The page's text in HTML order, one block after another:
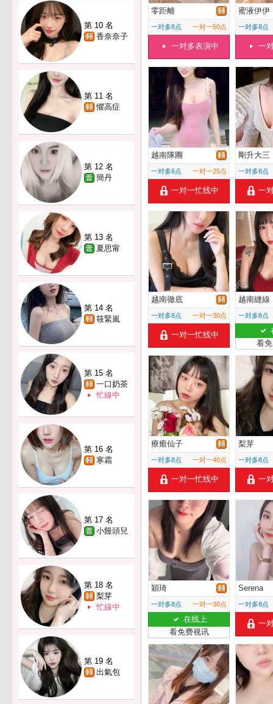
第 10 名
香奈奈子
第 11 名
懼高症
第 12 名
簡丹
第 13 名
夏思甯
第 14 名
筱緊嵐
第 15 名
一口奶茶
忙線中
第 16 名
寒霜
第 17 名
小饅頭兒
第 18 名
梨芽
忙線中
第 19 名
出氣包
零距離
一对多8点 一对一50点
一对多表演中
蜜液伊伊
一对多8点
一
越南隊團
一对多6点 一对一25点
一对一忙线中
剛升大三
一对多8点
一
越南徹底
一对多8点 一对一30点
一对一忙线中
越南縫線
一对多8点
看
療癒仙子
一对多8点 一对一40点
一对一忙线中
梨芽
一对多8点
一
穎琦
一对多8点 一对一30点
在线上
看免费视讯
Serena
一对多8点
一